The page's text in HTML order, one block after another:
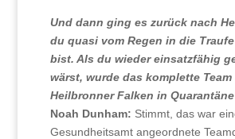
Und dann ging es zurück nach
du quasi vom Regen in die
bist. Als du wieder einsatzfähig
wärst, wurde das komplette Team
Heilbronner Falken in
Noah Dunham: Stimmt, das war
Gesundheitsamt angeordnete